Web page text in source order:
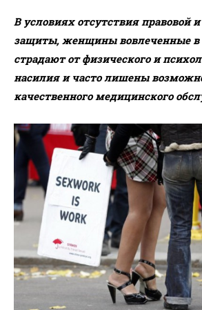
В условиях отсутствия правовой
защиты, женщины вовлеченные в
страдают от физического и
насилия и часто лишены
качественного медицинского